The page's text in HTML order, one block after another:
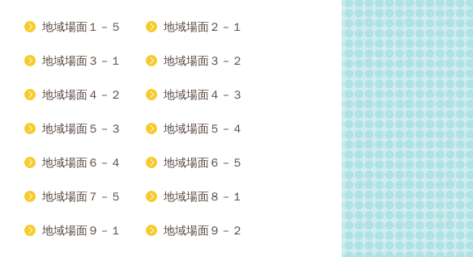
地域場面１－５ 地域場面２－１
地域場面３－１ 地域場面３－２
地域場面４－２ 地域場面４－３
地域場面５－３ 地域場面５－４
地域場面６－４ 地域場面６－５
地域場面７－５ 地域場面８－１
地域場面９－１ 地域場面９－２